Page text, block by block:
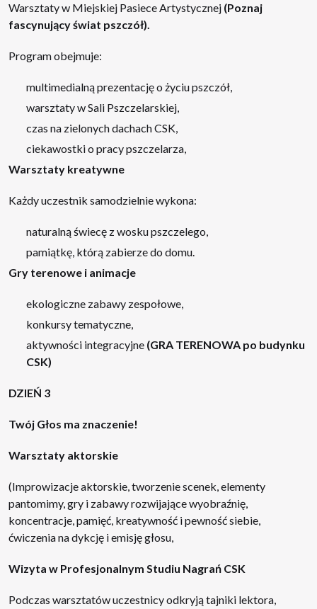
Warsztaty w Miejskiej Pasiece Artystycznej (Poznaj
fascynujący świat pszczół).
Program obejmuje:
multimedialną prezentację o życiu pszczół,
warsztaty w Sali Pszczelarskiej,
czas na zielonych dachach CSK,
ciekawostki o pracy pszczelarza,
Warsztaty kreatywne
Każdy uczestnik samodzielnie wykona:
naturalną świecę z wosku pszczelego,
pamiątkę, którą zabierze do domu.
Gry terenowe i animacje
ekologiczne zabawy zespołowe,
konkursy tematyczne,
aktywności integracyjne (GRA TERENOWA po budynku
CSK)
DZIEŃ 3
Twój Głos ma znaczenie!
Warsztaty aktorskie
(Improwizacje aktorskie, tworzenie scenek, elementy
pantomimy, gry i zabawy rozwijające wyobraźnię,
koncentracje, pamięć, kreatywność i pewność siebie,
ćwiczenia na dykcję i emisję głosu,
Wizyta w Profesjonalnym Studiu Nagrań CSK
Podczas warsztatów uczestnicy odkryją tajniki lektora,